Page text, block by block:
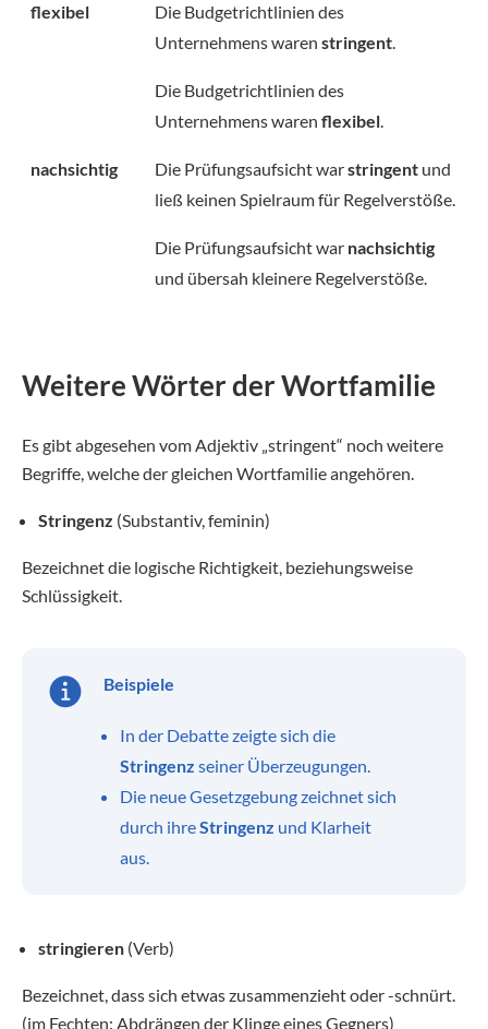
flexibel
Die Budgetrichtlinien des
Unternehmens waren stringent.
Die Budgetrichtlinien des
Unternehmens waren flexibel.
nachsichtig Die Prüfungsaufsicht warstringent und
ließ keinen Spielraum für Regelverstöße.
Die Prüfungsaufsicht war nachsichtig
und übersah kleinere Regelverstöße.
Weitere Wörter der Wortfamilie
Es gibt abgesehen vom Adjektiv „stringent“ noch weitere
Begriffe, welche der gleichen Wortfamilie angehören.
Stringenz (Substantiv, feminin)
Bezeichnet die logische Richtigkeit, beziehungsweise
Schlüssigkeit.
Beispiele
In der Debatte zeigte sich die
Stringenz seiner Überzeugungen.
Die neue Gesetzgebung zeichnet sich
durch ihreStringenz und Klarheit
aus.
stringieren (Verb)
Bezeichnet, dass sich etwas zusammenzieht oder -schnürt.
(im Fechten: Abdrängen der Klinge eines Gegners)